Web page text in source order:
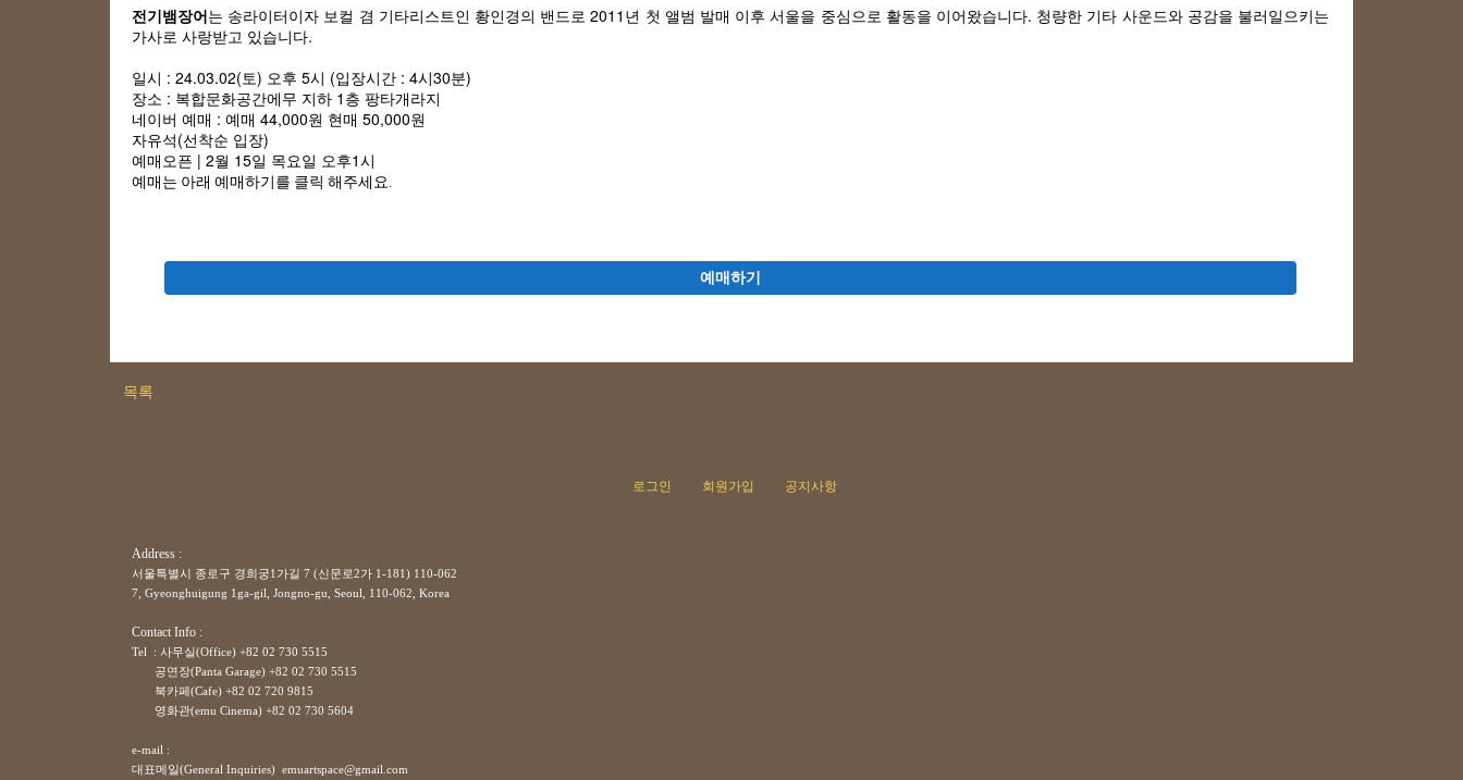
전기뱀장어는 송라이터이자 보컬 겸 기타리스트인 황인경의 밴드로 2011년 첫 앨범 발매 이후 서울을 중심으로 활동을 이어왔습니다. 청량한 기타 사운드와 공감을 불러일으키는
가사로 사랑받고 있습니다.
일시 : 24.03.02(토) 오후 5시 (입장시간 : 4시30분)
장소 : 복합문화공간에무 지하 1층 팡타개라지
네이버 예매 : 예매 44,000원 현매 50,000원
자유석(선착순 입장)
예매오픈 | 2월 15일 목요일 오후1시
예매는 아래 예매하기를 클릭 해주세요.
예매하기
목록
로그인 회원가입 공지사항
Address :
서울특별시 종로구 경희궁1가길 7 (신문로2가 1-181) 110-062
7, Gyeonghuigung 1ga-gil, Jongno-gu, Seoul, 110-062, Korea
Contact Info :
Tel : 사무실(Office) +82 02 730 5515
공연장(Panta Garage) +82 02 730 5515
북카페(Cafe) +82 02 720 9815
영화관(emu Cinema) +82 02 730 5604
e-mail :
대표메일(General Inquiries) emuartspace@gmail.com